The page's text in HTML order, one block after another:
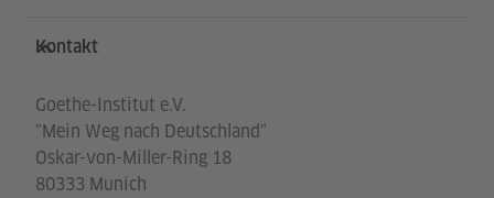
Service- und Informationsbereich
Kontakt
Goethe-Institut e.V.
"Mein Weg nach Deutschland"
Oskar-von-Miller-Ring 18
80333 Munich